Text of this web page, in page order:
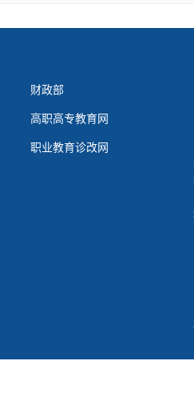
财政部
高职高专教育网
职业教育诊改网